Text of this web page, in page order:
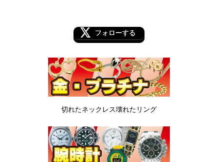
フォローする
切れたネックレス壊れたリング